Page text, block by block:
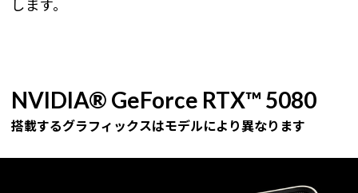
します。
NVIDIA® GeForce RTX™ 5080
搭載するグラフィックスはモデルにより異なります